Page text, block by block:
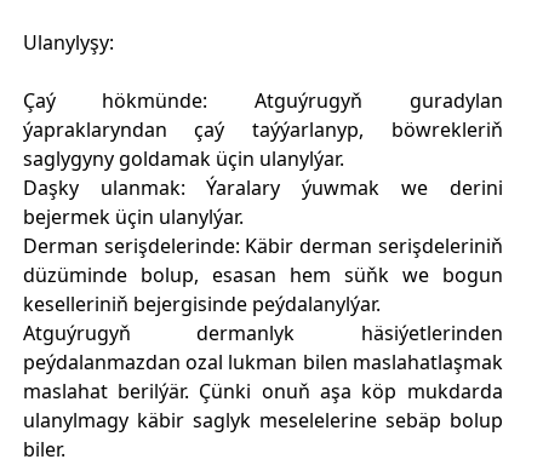
Ulanylyşy:
Çaý hökmünde: Atguýrugyň​ guradylan
ýapraklaryndan çaý taýýarlanyp, böwrekleriň
saglygyny goldamak üçin ulanylýar.
Daşky ulanmak: Ýaralary ýuwmak we derini
bejermek üçin ulanylýar.
Derman serişdelerinde: Käbir derman serişdeleriniň
düzüminde bolup, esasan hem süňk we bogun
keselleriniň bejergisinde peýdalanylýar.
Atguýrugyň​ dermanlyk häsiýetlerinden
peýdalanmazdan ozal lukman bilen maslahatlaşmak
maslahat berilýär. Çünki onuň aşa köp mukdarda
ulanylmagy käbir saglyk meselelerine sebäp bolup
biler.